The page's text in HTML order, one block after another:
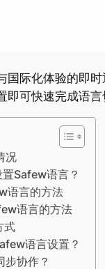
国际化体验的即
可快速完成语言
况
Safew语言？
语言的方法
语言的方法
式
语言设置？
步协作？